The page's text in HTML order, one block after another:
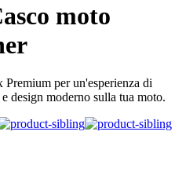
moto
per un'esperienza di
design moderno sulla tua moto.